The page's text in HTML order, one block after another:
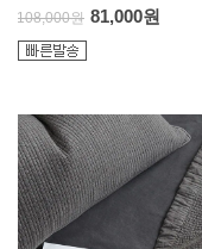
108,000원 81,000원